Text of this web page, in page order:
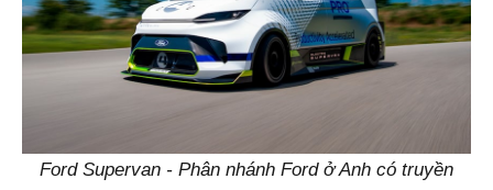
Ford Supervan - Phân nhánh Ford ở Anh có truyền